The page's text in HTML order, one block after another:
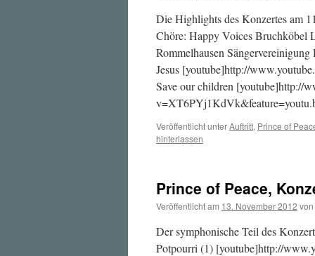
Die Highlights des Konzertes am
Chöre: Happy Voices Bruchköbel
Rommelhausen
Jesus [youtube]http://
Save our children [youtube]http://
Veröffentlicht unterAuftritt, Prince of
hinterlassen
Prince of Peace,
Veröffentlicht am 13. November 2012 von
Der symphonische Teil des
Potpourri (1) [youtube]http://